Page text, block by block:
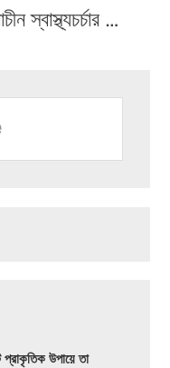
১০টি
কন্ডিশনার
স্বাস্থ্যচর্চার …
প্রাকৃতিক উপায়ে তা